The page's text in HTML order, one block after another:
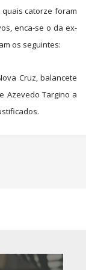
quais catorze foram
enca-se o da ex-
os seguintes:
Cruz, balancete
Azevedo Targino a